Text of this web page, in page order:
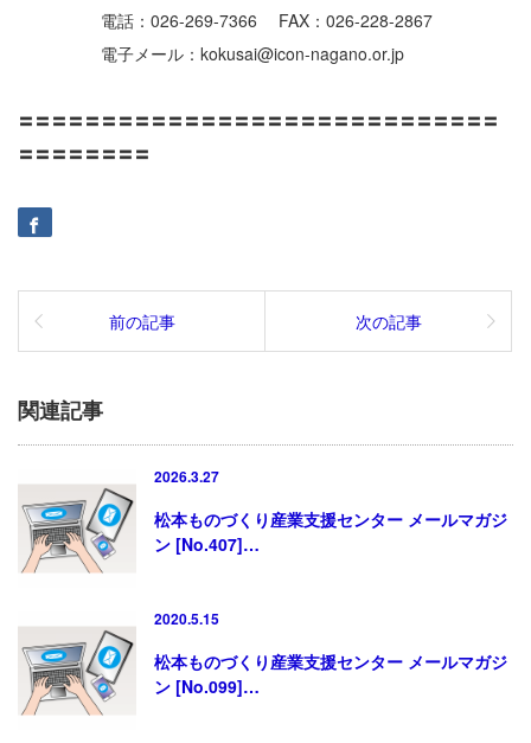
電話：026-269-7366 FAX：026-228-2867
電子メール：kokusai@icon-nagano.or.jp
〓〓〓〓〓〓〓〓〓〓〓〓〓〓〓〓〓〓〓〓〓〓〓〓〓〓〓〓〓
〓〓〓〓〓〓〓〓
前の記事 次の記事
関連記事
2026.3.27
松本ものづくり産業支援センター メールマガジ
ン [No.407]…
2020.5.15
松本ものづくり産業支援センター メールマガジ
ン [No.099]…